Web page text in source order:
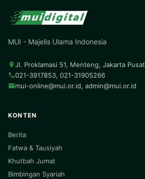
MUI - Majelis Ulama Indonesia
Jl. Proklamasi 51, Menteng, Jakarta Pusat
021-3917853, 021-31905266
mui-online@mui.or.id, admin@mui.or.id
KONTEN
Berita
Fatwa & Tausiyah
Khutbah Jumat
Bimbingan Syariah